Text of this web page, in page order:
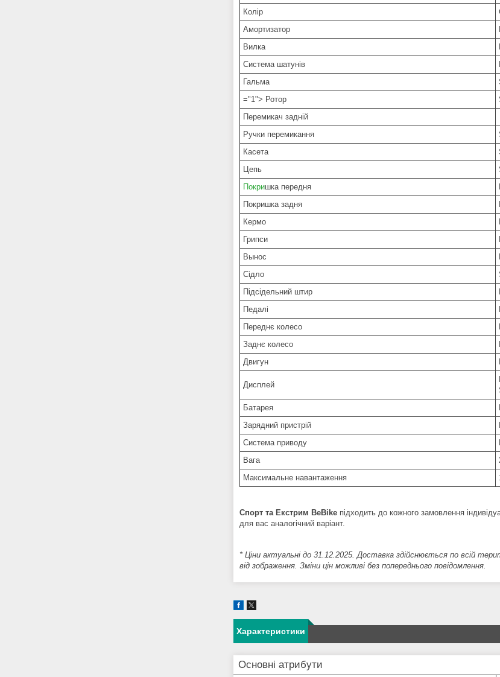
Колір
Амортизатор
Вилка
Система шатунів
Гальма
="1"> Ротор
Перемикач задній
Ручки перемикання
Касета
Цепь
Покришка передня
Покришка задня
Кермо
Грипси
Вынос
Сідло
Підсідельний штир
Педалі
Переднє колесо
Заднє колесо
Двигун
Дисплей
Батарея
Зарядний пристрій
Система приводу
Вага
Максимальне навантаження
Спорт та Екстрим BeBike підходить до кожного замовлення
для вас аналогічний варіант.
* Ціни актуальні до 31.12.2025. Доставка здійснюється по всій
від зображення. Зміни цін можливі без попереднього повідомлення.
Характеристики
Основні атрибути